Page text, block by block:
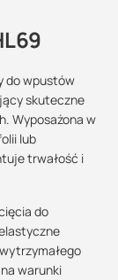
do wpustów
skuteczne
Wyposażona w
lub
trwałość i
do
warunki